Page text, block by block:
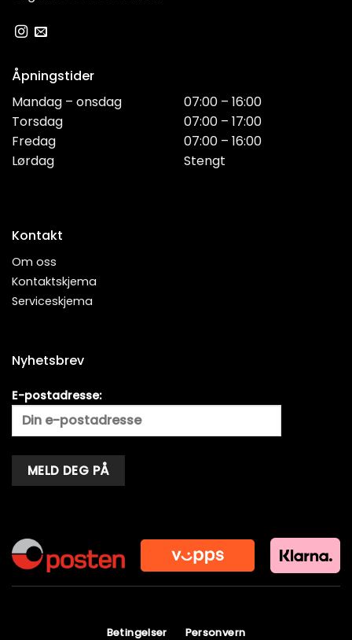
Åpningstider
Mandag – onsdag
Torsdag
Fredag
Lørdag
07:00 – 16:00
07:00 – 17:00
07:00 – 16:00
Stengt
Kontakt
Om oss
Kontaktskjema
Serviceskjema
Nyhetsbrev
E-postadresse:
Betingelser Personvern